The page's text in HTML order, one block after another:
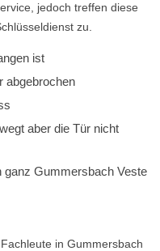
jedoch treffen diese
zu.
ist
abgebrochen
aber die Tür nicht
ganz Gummersbach Veste
in Gummersbach